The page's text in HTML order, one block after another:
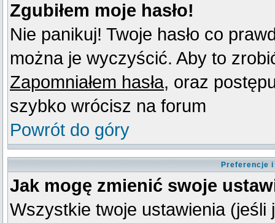
Zgubiłem moje hasło!
Nie panikuj! Twoje hasło co
można je wyczyścić. Aby to
Zapomniałem hasła, oraz
szybko wrócisz na forum
Powrót do góry
Preferencje
Jak mogę zmienić swoje
Wszystkie twoje ustawienia